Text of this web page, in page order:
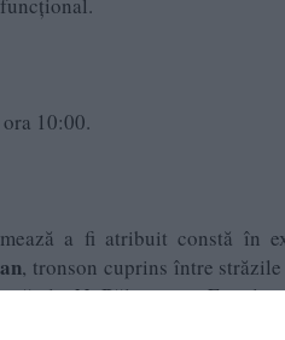
ora 10:00.
a fi atribuit constă în
, tronson cuprins între
N. Bălcescu și Fragilor,